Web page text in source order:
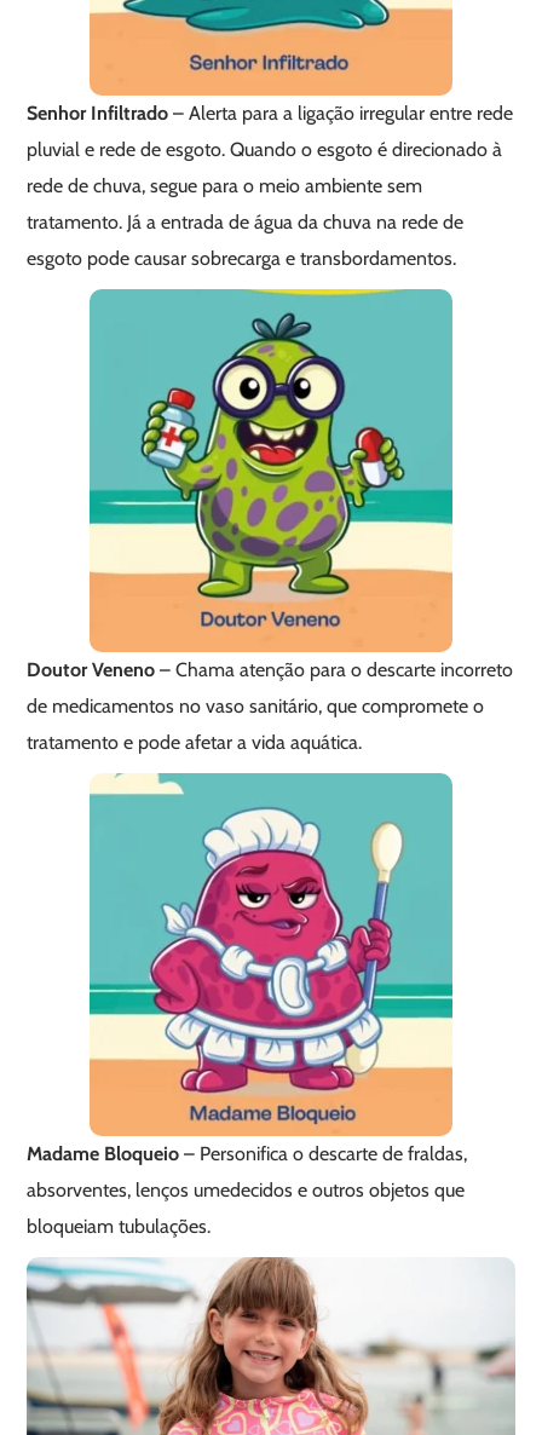
Senhor Infiltrado – Alerta para a ligação irregular entre rede
pluvial e rede de esgoto. Quando o esgoto é direcionado à
rede de chuva, segue para o meio ambiente sem
tratamento. Já a entrada de água da chuva na rede de
esgoto pode causar sobrecarga e transbordamentos.
Doutor Veneno – Chama atenção para o descarte incorreto
de medicamentos no vaso sanitário, que compromete o
tratamento e pode afetar a vida aquática.
Madame Bloqueio – Personifica o descarte de fraldas,
absorventes, lenços umedecidos e outros objetos que
bloqueiam tubulações.